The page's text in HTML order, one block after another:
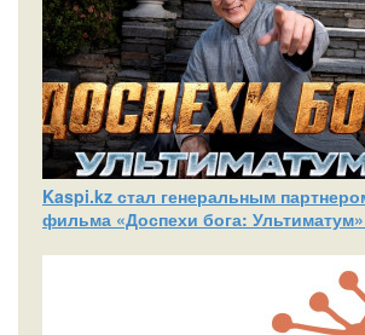
Kaspi.kz стал генеральным
фильма «Доспехи бога: